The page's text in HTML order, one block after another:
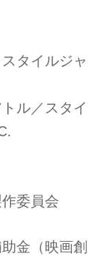
タイルジャ
ル／スタイ
委員会
金（映画創